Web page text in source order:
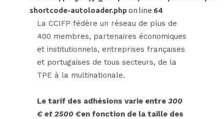
shortcode-autoloader.phpon line 64
La CCIFP fédère un réseau de plus de
400 membres, partenaires économiques
et institutionnels, entreprises françaises
et portugaises de tous secteurs, de la
TPE à la multinationale.
Le tarif des adhésions varie entre 300
€ et 2500 €en fonction de la taille des